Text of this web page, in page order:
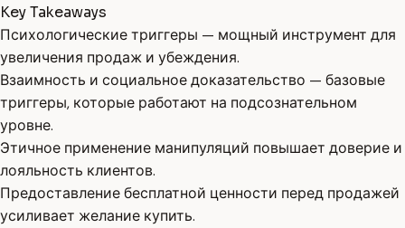
Key Takeaways
Психологические триггеры — мощный инструмент для
увеличения продаж и убеждения.
Взаимность и социальное доказательство — базовые
триггеры, которые работают на подсознательном
уровне.
Этичное применение манипуляций повышает доверие и
лояльность клиентов.
Предоставление бесплатной ценности перед продажей
усиливает желание купить.